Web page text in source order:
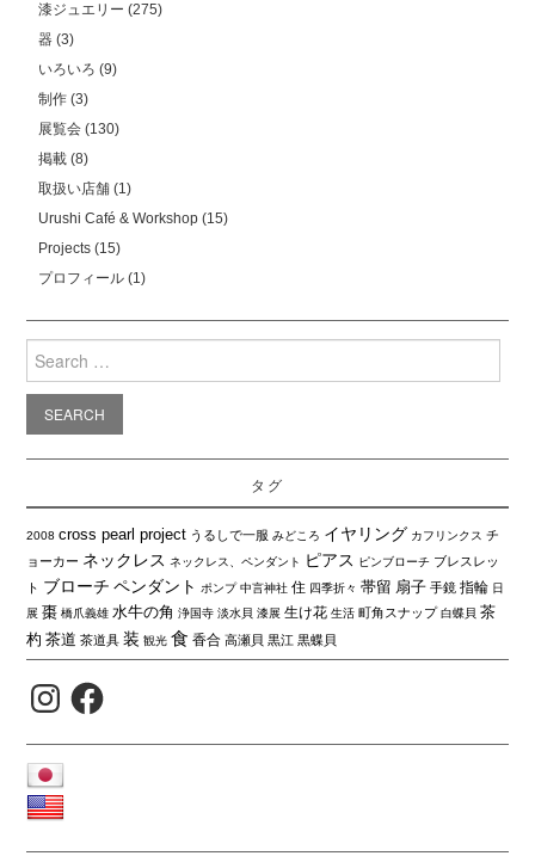
漆ジュエリー (275)
器 (3)
いろいろ (9)
制作 (3)
展覧会 (130)
掲載 (8)
取扱い店舗 (1)
Urushi Café & Workshop (15)
Projects (15)
プロフィール (1)
for:
タグ
2008 cross pearl project うるしで一服 みどころ イヤリング カフリンクス チ
ョーカー ネックレス ネックレス、ペンダント ピアス ピンブローチ ブレスレッ
ト ブローチ ペンダント ポンプ 中言神社 住 四季折々 帯留 扇子 手鏡 指輪 日
展 棗 橋爪義雄 水牛の角 浄国寺 淡水貝 漆展 生け花 生活 町角スナップ 白蝶貝 茶
杓 茶道 茶道具 装 観光 食 香合 高瀬貝 黒江 黒蝶貝
InstagramFacebook